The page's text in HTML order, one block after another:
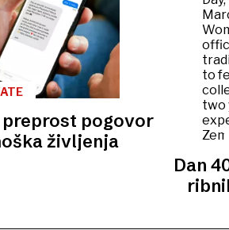
preprost pogovor
življenja
Dan